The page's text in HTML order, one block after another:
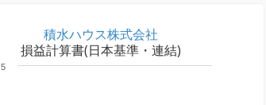
積水ハウス株式会社
損益計算書(日本基準・連結)
5